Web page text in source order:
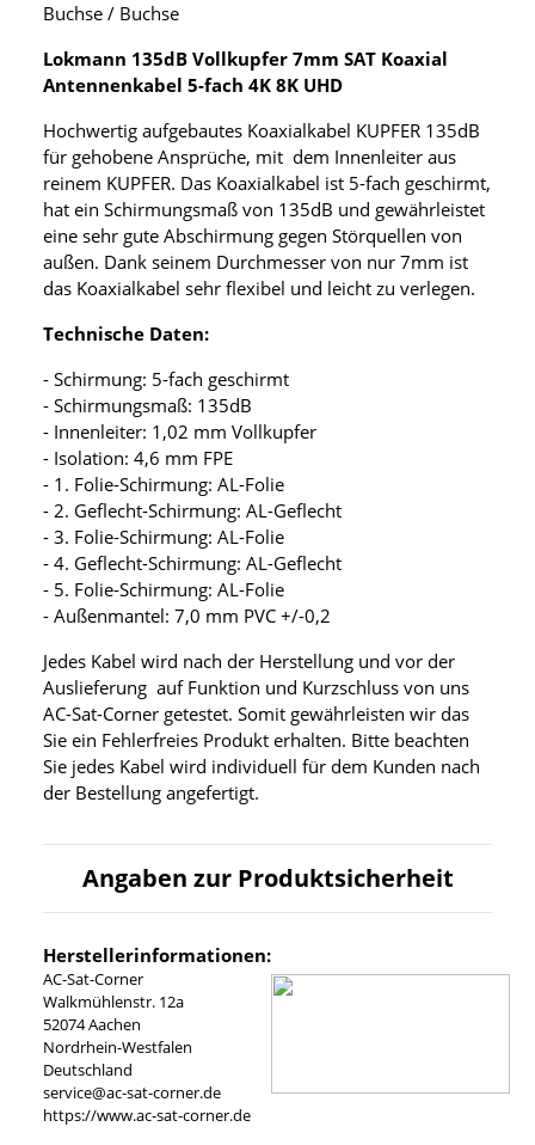
Buchse / Buchse
Lokmann 135dB Vollkupfer 7mm SAT Koaxial
Antennenkabel 5-fach 4K 8K UHD
Hochwertig aufgebautes Koaxialkabel KUPFER 135dB
für gehobene Ansprüche, mit dem Innenleiter aus
reinem KUPFER. Das Koaxialkabel ist 5-fach geschirmt,
hat ein Schirmungsmaß von 135dB und gewährleistet
eine sehr gute Abschirmung gegen Störquellen von
außen. Dank seinem Durchmesser von nur 7mm ist
das Koaxialkabel sehr flexibel und leicht zu verlegen.
Technische Daten:
- Schirmung: 5-fach geschirmt
- Schirmungsmaß: 135dB
- Innenleiter: 1,02 mm Vollkupfer
- Isolation: 4,6 mm FPE
- 1. Folie-Schirmung: AL-Folie
- 2. Geflecht-Schirmung: AL-Geflecht
- 3. Folie-Schirmung: AL-Folie
- 4. Geflecht-Schirmung: AL-Geflecht
- 5. Folie-Schirmung: AL-Folie
- Außenmantel: 7,0 mm PVC +/-0,2
Jedes Kabel wird nach der Herstellung und vor der
Auslieferung auf Funktion und Kurzschluss von uns
AC-Sat-Corner getestet. Somit gewährleisten wir das
Sie ein Fehlerfreies Produkt erhalten. Bitte beachten
Sie jedes Kabel wird individuell für dem Kunden nach
der Bestellung angefertigt.
Angaben zur Produktsicherheit
Herstellerinformationen:
AC-Sat-Corner
Walkmühlenstr. 12a
52074 Aachen
Nordrhein-Westfalen
Deutschland
service@ac-sat-corner.de
https://www.ac-sat-corner.de